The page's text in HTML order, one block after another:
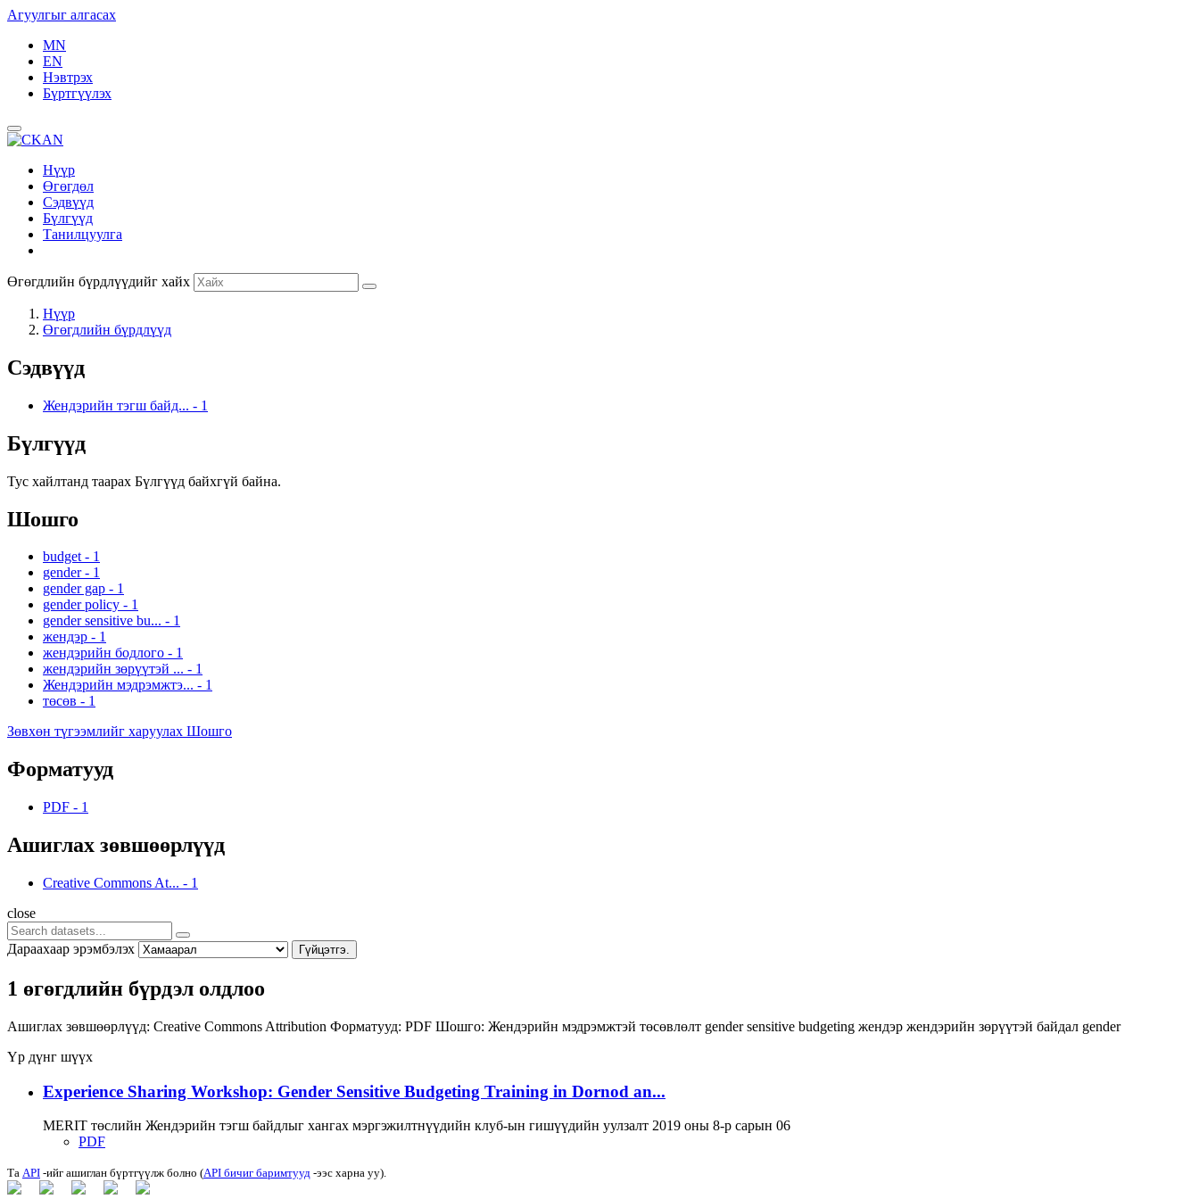
Агуулгыг алгасах
MN
EN
Нэвтрэх
Бүртгүүлэх
Нүүр
Өгөгдөл
Сэдвүүд
Бүлгүүд
Танилцуулга
Өгөгдлийн бүрдлүүдийг хайх
Нүүр
Өгөгдлийн бүрдлүүд
Сэдвүүд
Жендэрийн тэгш байд... - 1
Бүлгүүд
Тус хайлтанд таарах Бүлгүүд байхгүй байна.
Шошго
budget - 1
gender - 1
gender gap - 1
gender policy - 1
gender sensitive bu... - 1
жендэр - 1
жендэрийн бодлого - 1
жендэрийн зөрүүтэй ... - 1
Жендэрийн мэдрэмжтэ... - 1
төсөв - 1
Зөвхөн түгээмлийг харуулах Шошго
Форматууд
PDF - 1
Ашиглах зөвшөөрлүүд
Creative Commons At... - 1
close
Дараахаар эрэмбэлэх Гүйцэтгэ.
1 өгөгдлийн бүрдэл олдлоо
Ашиглах зөвшөөрлүүд: Creative Commons Attribution Форматууд: PDF Шошго: Жендэрийн мэдрэмжтэй төсөвлөлт gender sensitive budgeting жендэр жендэрийн зөрүүтэй байдал gender
Үр дүнг шүүх
Experience Sharing Workshop: Gender Sensitive Budgeting Training in Dornod an...
MERIT төслийн Жендэрийн тэгш байдлыг хангах мэргэжилтнүүдийн клуб-ын гишүүдийн уулзалт 2019 оны 8-р сарын 06
PDF
Та API -ийг ашиглан бүртгүүлж болно (API бичиг баримтууд -ээс харна уу).